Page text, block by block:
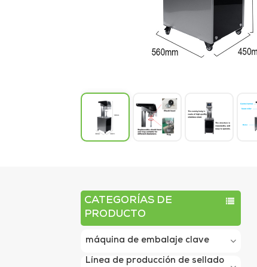
CATEGORÍAS DE
PRODUCTO
máquina de embalaje clave
Línea de producción de sellado